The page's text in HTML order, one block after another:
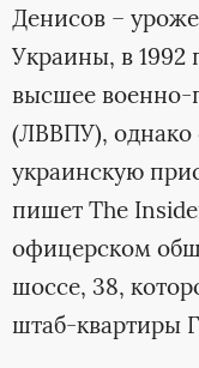
Денисов –
Украины, в 1992
высшее военно-
(ЛВВПУ), однако
украинскую
пишет The
офицерском
шоссе, 38,
штаб-квартиры